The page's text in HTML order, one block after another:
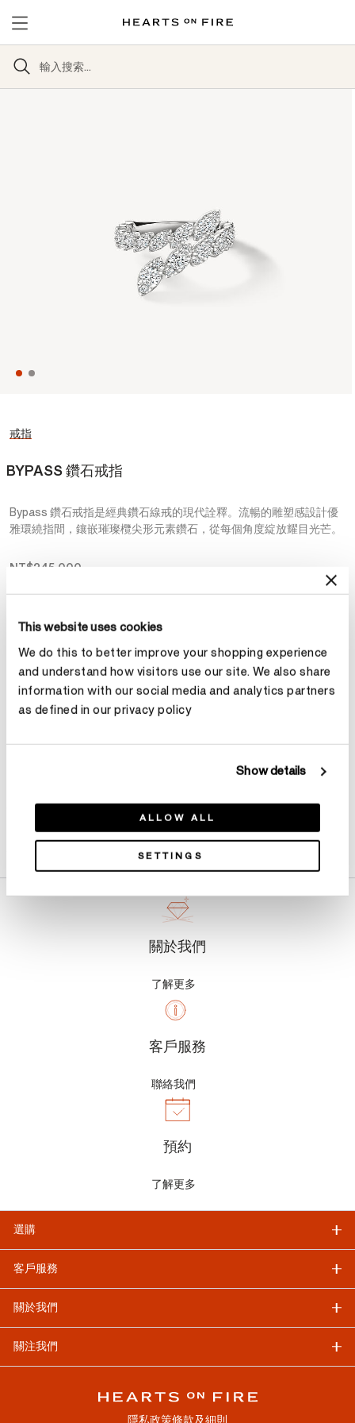
This website uses cookies
We do this to better improve your shopping experience
and understand how visitors use our site. We also share
information with our social media and analytics partners
as defined in our privacy policy
Show details
ALLOW ALL
SETTINGS
戒指
BYPASS 鑽石戒指
Bypass 鑽石戒指是經典鑽石線戒的現代詮釋。流暢的雕塑感設計優
雅環繞指間，鑲嵌璀璨欖尖形元素鑽石，從每個角度綻放耀目光芒。
NT$245,000
18K 白金
預約鑑賞
產品詳情
關於我們
了解更多
客戶服務
聯絡我們
預約
了解更多
選購
客戶服務
關於我們
關注我們